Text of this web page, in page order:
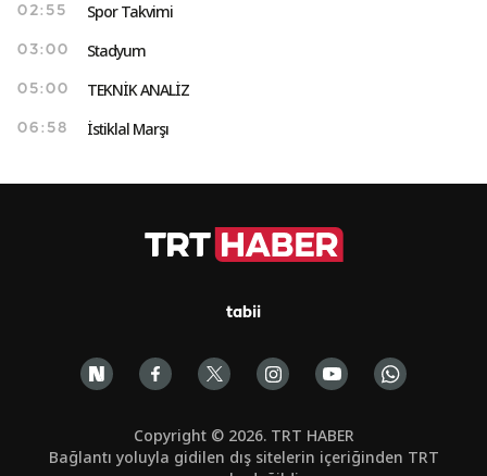
02:55 Spor Takvimi
03:00 Stadyum
05:00 TEKNİK ANALİZ
06:58 İstiklal Marşı
tabii
Copyright © 2026. TRT HABER
Bağlantı yoluyla gidilen dış sitelerin içeriğinden TRT